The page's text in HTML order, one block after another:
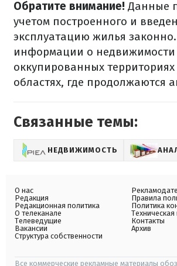
Обратите внимание! Данные
учетом построенного и
эксплуатацию жилья
информации о
оккупированных территориях
областях, где продолжаются
Связанные темы:
НЕДВИЖИМОСТЬ
О нас
Редакция
Редакционная политика
О телеканале
Телеведущие
Вакансии
Структура собственности
Правила
Политика
Контакты
Архив
Все коммерческие рекламные материалы